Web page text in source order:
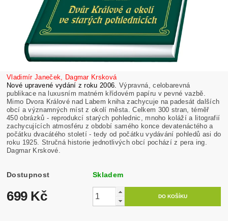
Vladimír Janeček, Dagmar Krsková
Nové upravené vydání z roku 2006. Výpravná, celobarevná
publikace na luxusním matném křídovém papíru v pevné vazbě.
Mimo Dvora Králové nad Labem kniha zachycuje na padesát dalších
obcí a významných míst z okolí města. Celkem 300 stran, téměř
450 obrázků - reprodukcí starých pohlednic, mnoho koláží a litografií
zachycujících atmosféru z období samého konce devatenáctého a
počátku dvacátého století - tedy od počátku vydávání pohledů asi do
roku 1925. Stručná historie jednotlivých obcí pochází z pera ing.
Dagmar Krskové.
Dostupnost Skladem
699 Kč